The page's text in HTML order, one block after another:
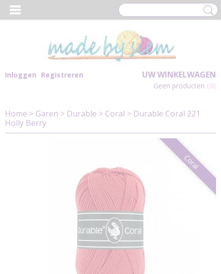
Inloggen Registreren UW WINKELWAGEN
Geen producten (0)
Home > Garen > Durable > Coral > Durable Coral 221
Holly Berry
Coral